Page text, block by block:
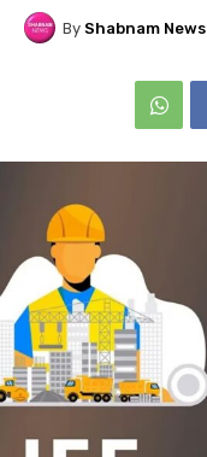
By Shabnam News